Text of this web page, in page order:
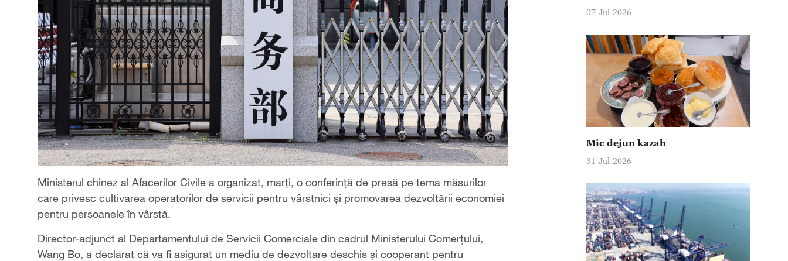
Ministerul chinez al Afacerilor Civile a organizat, marți, o conferință de presă pe tema măsurilor
care privesc cultivarea operatorilor de servicii pentru vârstnici și promovarea dezvoltării economiei
pentru persoanele în vârstă.
Director-adjunct al Departamentului de Servicii Comerciale din cadrul Ministerului Comerțului,
Wang Bo, a declarat că va fi asigurat un mediu de dezvoltare deschis și cooperant pentru
07-Jul-2026
Mic dejun kazah
31-Jul-2026